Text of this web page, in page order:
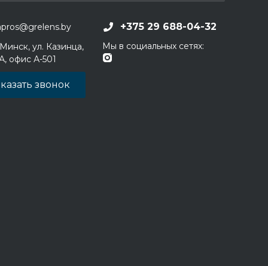
+375 29 688-04-32
ул. Казинца,
офис А-501
Мы в социальных сетях:
звонок